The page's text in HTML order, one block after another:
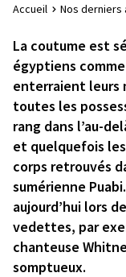
Accueil Nos derniers
La coutume est
égyptiens
enterraient leurs
toutes les
rang dans l’au-
et quelquefois
corps retrouvés
sumérienne
aujourd’hui lors
vedettes, par
chanteuse
somptueux.